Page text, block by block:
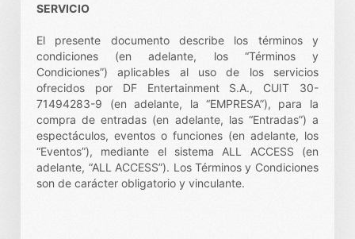
SERVICIO
El presente documento describe los términos y
condiciones (en adelante, los “Términos y
Condiciones”) aplicables al uso de los servicios
ofrecidos por DF Entertainment S.A., CUIT 30-
71494283-9 (en adelante, la “EMPRESA”), para la
compra de entradas (en adelante, las “Entradas”) a
espectáculos, eventos o funciones (en adelante, los
“Eventos”), mediante el sistema ALL ACCESS (en
adelante, “ALL ACCESS”). Los Términos y Condiciones
son de carácter obligatorio y vinculante.